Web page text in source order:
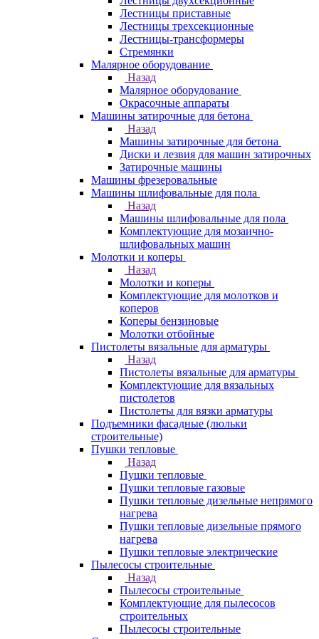
Лестницы приставные
Лестницы трехсекционные
Лестницы-трансформеры
Стремянки
Малярное оборудование
Назад
Малярное оборудование
Окрасочные аппараты
Машины затирочные для бетона
Назад
Машины затирочные для бетона
Диски и лезвия для машин затирочных
Затирочные машины
Машины фрезеровальные
Машины шлифовальные для пола
Назад
Машины шлифовальные для пола
Комплектующие для мозаично-
шлифовальных машин
Молотки и коперы
Назад
Молотки и коперы
Комплектующие для молотков и
коперов
Коперы бензиновые
Молотки отбойные
Пистолеты вязальные для арматуры
Назад
Пистолеты вязальные для арматуры
Комплектующие для вязальных
пистолетов
Пистолеты для вязки арматуры
Подъемники фасадные (люльки
строительные)
Пушки тепловые
Назад
Пушки тепловые
Пушки тепловые газовые
Пушки тепловые дизельные непрямого
нагрева
Пушки тепловые дизельные прямого
нагрева
Пушки тепловые электрические
Пылесосы строительные
Назад
Пылесосы строительные
Комплектующие для пылесосов
строительных
Пылесосы строительные